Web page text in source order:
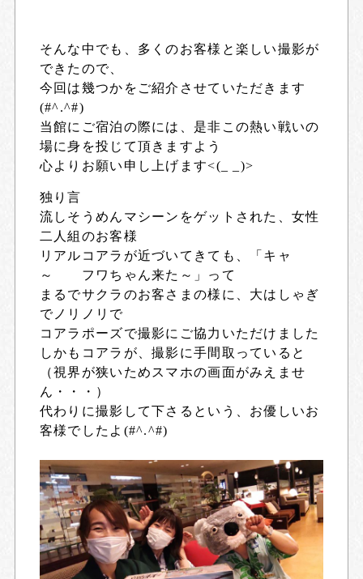
そんな中でも、多くのお客様と楽しい撮影が
できたので、
今回は幾つかをご紹介させていただきます
(#^.^#)
当館にご宿泊の際には、是非この熱い戦いの
場に身を投じて頂きますよう
心よりお願い申し上げます<(_ _)>
独り言
流しそうめんマシーンをゲットされた、女性
二人組のお客様
リアルコアラが近づいてきても、「キャ
～ フワちゃん来た～」って
まるでサクラのお客さまの様に、大はしゃぎ
でノリノリで
コアラポーズで撮影にご協力いただけました
しかもコアラが、撮影に手間取っていると
（視界が狭いためスマホの画面がみえませ
ん・・・）
代わりに撮影して下さるという、お優しいお
客様でしたよ(#^.^#)